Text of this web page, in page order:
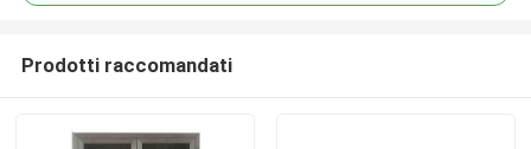
Prodotti raccomandati